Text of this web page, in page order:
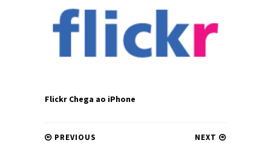
Flickr Chega ao iPhone
NEXT
PREVIOUS